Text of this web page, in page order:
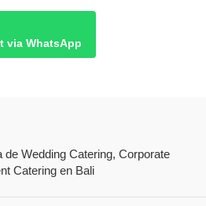
via WhatsApp
de Wedding Catering, Corporate
Catering en Bali